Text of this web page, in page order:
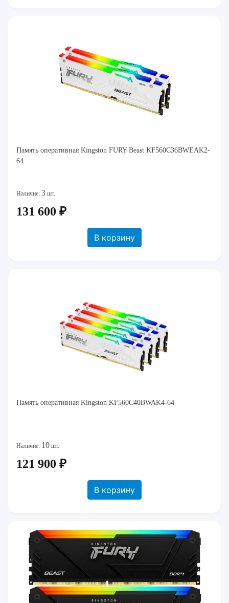
Память оперативная Kingston FURY Beast KF560C36BWEAK2-
64
Наличие: 3 шт.
131 600 ₽
В корзину
Память оперативная Kingston KF560C40BWAK4-64
Наличие: 10 шт.
121 900 ₽
В корзину